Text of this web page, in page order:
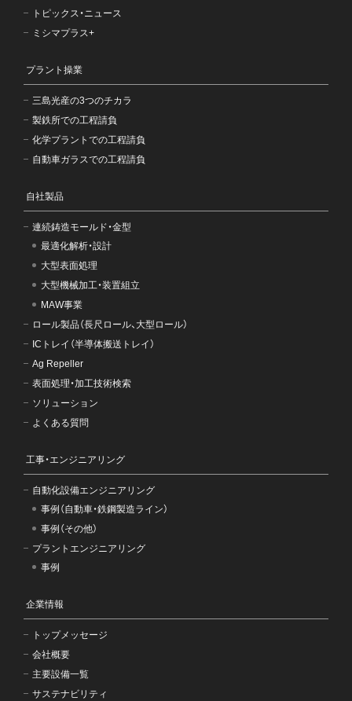
トピックス・ニュース
ミシマプラス+
プラント操業
三島光産の3つのチカラ
製鉄所での工程請負
化学プラントでの工程請負
自動車ガラスでの工程請負
自社製品
連続鋳造モールド・金型
最適化解析・設計
大型表面処理
大型機械加工・装置組立
MAW事業
ロール製品（長尺ロール、大型ロール）
ICトレイ（半導体搬送トレイ）
Ag Repeller
表面処理・加工技術検索
ソリューション
よくある質問
工事・エンジニアリング
自動化設備エンジニアリング
事例（自動車・鉄鋼製造ライン）
事例（その他）
プラントエンジニアリング
事例
企業情報
トップメッセージ
会社概要
主要設備一覧
サステナビリティ